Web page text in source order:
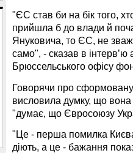
"ЄС став би на бік того,
прийшла б до влади й
Януковича, то ЄС, не
само", - сказав в інтерв’ю
Брюссельського офісу
Говорячи про
висловила думку, що
"думає, що Євросоюзу
"Це - перша помилка
діють, а це - бажання